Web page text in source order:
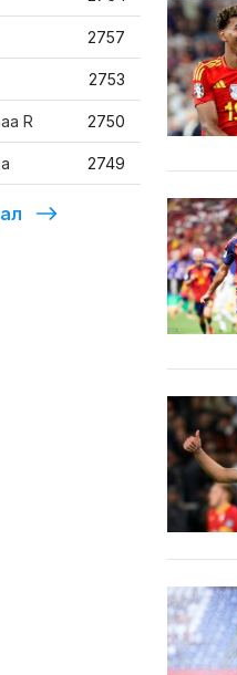
2757
2753
R 2750
2749